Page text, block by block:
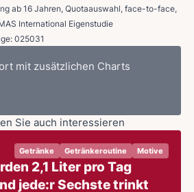
ab 16 Jahren, Quotaauswahl, face-to-face,
International Eigenstudie
025031
mit zusätzlichen Charts
Sie auch interessieren
Getränke Getränkeroutine Motive
2,1 Liter pro Tag
jede:r Sechste trinkt